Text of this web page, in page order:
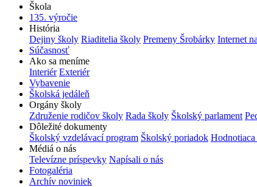
Škola
135. výročie
História
Dejiny školy Riaditelia školy Premeny Šrobárky Internet
Súčasnosť
Ako sa meníme
Interiér Exteriér
Vybavenie
Školská jedáleň
Orgány školy
Združenie rodičov školy Rada školy Školský parlament
Dôležité dokumenty
Školský vzdelávací program Školský poriadok Hodnotiaca
Médiá o nás
Televízne príspevky Napísali o nás
Fotogaléria
Archív noviniek